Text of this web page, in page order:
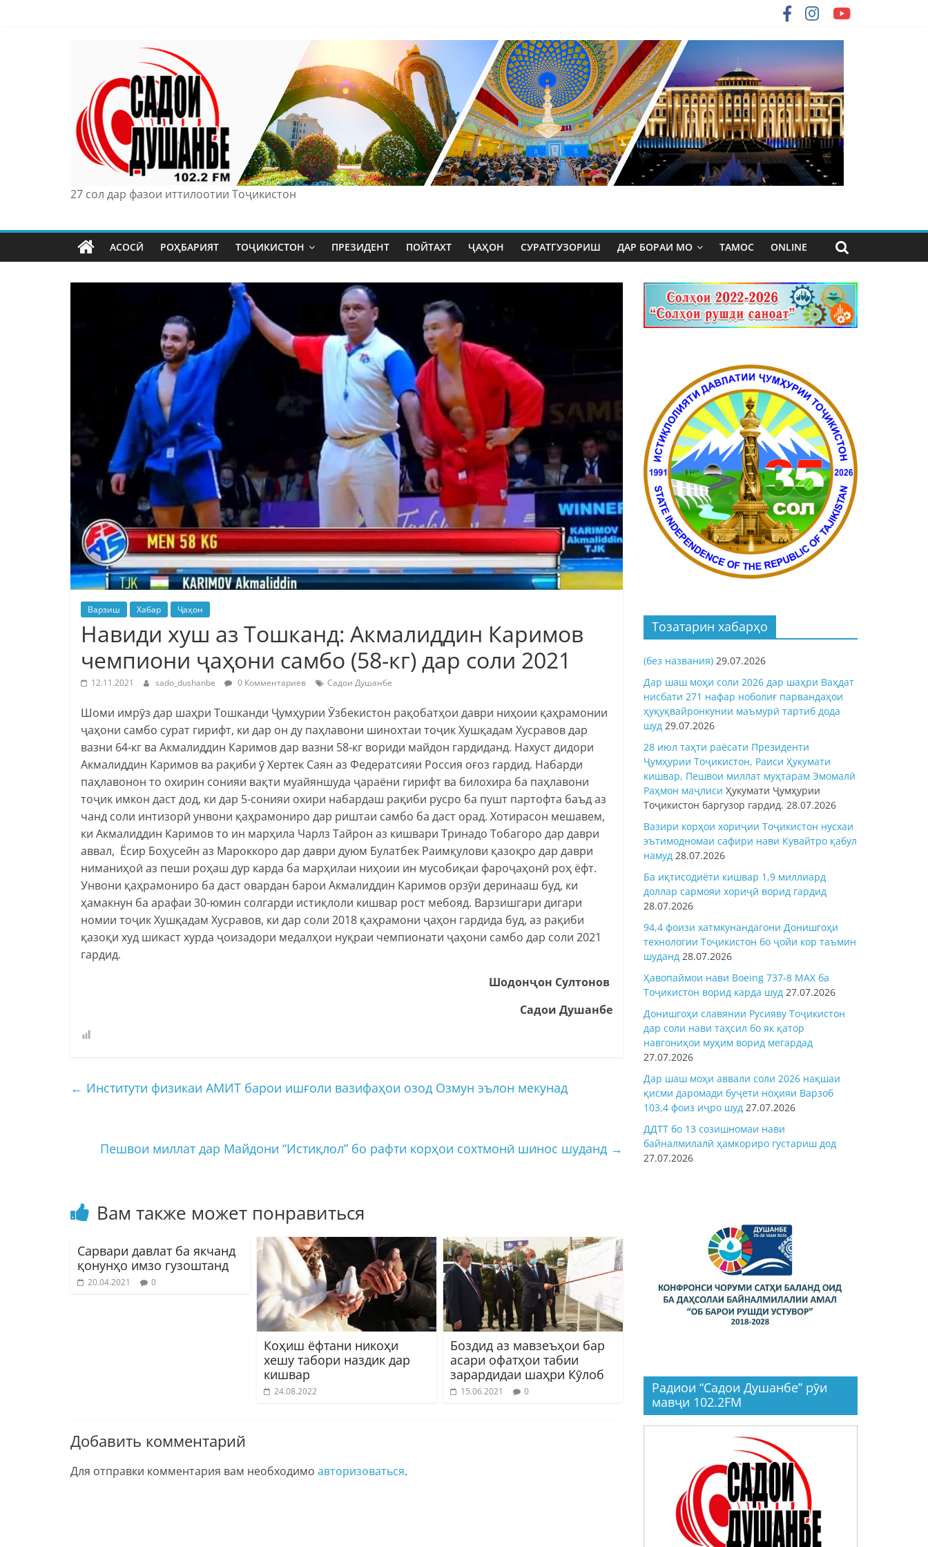
27 сол дар фазои иттилоотии Тоҷикистон
АСОСӢ РОҲБАРИЯТ ТОҶИКИСТОН ПРЕЗИДЕНТ ПОЙТАХТ ҶАҲОН СУРАТГУЗОРИШ ДАР БОРАИ МО ТАМОС ONLINE
Варзиш Хабар Ҷаҳон
Навиди хуш аз Тошканд: Акмалиддин Каримов
чемпиони ҷаҳони самбо (58-кг) дар соли 2021
12.11.2021 sado_dushanbe 0 Комментариев Садои Душанбе
Шоми имрӯз дар шаҳри Тошканди Ҷумҳурии Ӯзбекистон рақобатҳои даври ниҳоии қаҳрамонии
ҷаҳони самбо сурат гирифт, ки дар он ду паҳлавони шинохтаи тоҷик Хушқадам Хусравов дар
вазни 64-кг ва Акмалиддин Каримов дар вазни 58-кг вориди майдон гардиданд. Нахуст дидори
Акмалиддин Каримов ва рақиби ӯ Хертек Саян аз Федератсияи Россия оғоз гардид. Набарди
паҳлавонон то охирин сонияи вақти муайяншуда ҷараёни гирифт ва билохира ба паҳлавони
тоҷик имкон даст дод, ки дар 5-сонияи охири набардаш рақиби русро ба пушт партофта баъд аз
чанд соли интизорӣ унвони қаҳрамониро дар риштаи самбо ба даст орад. Хотирасон мешавем,
ки Акмалиддин Каримов то ин марҳила Чарлз Тайрон аз кишвари Тринадо Тобагоро дар даври
аввал, Ёсир Боҳусейн аз Мароккоро дар даври дуюм Булатбек Раимқулови қазоқро дар даври
ниманиҳоӣ аз пеши роҳаш дур карда ба марҳилаи ниҳоии ин мусобиқаи фароҷаҳонӣ роҳ ёфт.
Унвони қаҳрамониро ба даст овардан барои Акмалиддин Каримов орзӯи деринааш буд, ки
ҳамакнун ба арафаи 30-юмин солгарди истиқлоли кишвар рост мебояд. Варзишгари дигари
номии тоҷик Хушқадам Хусравов, ки дар соли 2018 қаҳрамони ҷаҳон гардида буд, аз рақиби
қазоқи худ шикаст хурда ҷоизадори медалҳои нуқраи чемпионати ҷаҳони самбо дар соли 2021
гардид.
Шодонҷон Султонов
Садои Душанбе
← Институти физикаи АМИТ барои ишғоли вазифаҳои озод Озмун эълон мекунад
Пешвои миллат дар Майдони “Истиқлол” бо рафти корҳои сохтмонӣ шинос шуданд →
Вам также может понравиться
Сарвари давлат ба якчанд
қонунҳо имзо гузоштанд
20.04.2021 0
Коҳиш ёфтани никоҳи
хешу табори наздик дар
кишвар
24.08.2022
Боздид аз мавзеъҳои бар
асари офатҳои табии
зарардидаи шаҳри Кӯлоб
15.06.2021 0
Добавить комментарий
Для отправки комментария вам необходимо авторизоваться.
Тозатарин хабарҳо
(без названия) 29.07.2026
Дар шаш моҳи соли 2026 дар шаҳри Ваҳдат
нисбати 271 нафар ноболиғ парвандаҳои
ҳуқуқвайронкунии маъмурӣ тартиб дода
шуд 29.07.2026
28 июл таҳти раёсати Президенти
Ҷумҳурии Тоҷикистон, Раиси Ҳукумати
кишвар, Пешвои миллат муҳтарам Эмомалӣ
Раҳмон маҷлиси Ҳукумати Ҷумҳурии
Тоҷикистон баргузор гардид. 28.07.2026
Вазири корҳои хориҷии Тоҷикистон нусхаи
эътимодномаи сафири нави Кувайтро қабул
намуд 28.07.2026
Ба иқтисодиёти кишвар 1,9 миллиард
доллар сармояи хориҷӣ ворид гардид
28.07.2026
94,4 фоизи хатмкунандагони Донишгоҳи
технологии Тоҷикистон бо ҷойи кор таъмин
шуданд 28.07.2026
Ҳавопаймои нави Boeing 737-8 MAX ба
Тоҷикистон ворид карда шуд 27.07.2026
Донишгоҳи славянии Русияву Тоҷикистон
дар соли нави таҳсил бо як қатор
навгониҳои муҳим ворид мегардад
27.07.2026
Дар шаш моҳи аввали соли 2026 нақшаи
қисми даромади буҷети ноҳияи Варзоб
103,4 фоиз иҷро шуд 27.07.2026
ДДТТ бо 13 созишномаи нави
байналмилалӣ ҳамкориро густариш дод
27.07.2026
Радиои “Садои Душанбе” рӯи
мавҷи 102.2FM